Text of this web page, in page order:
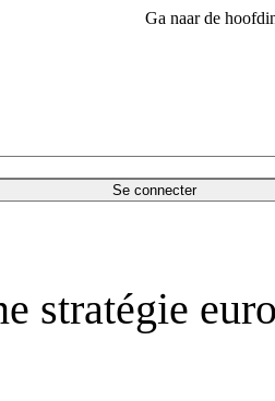
Ga naar de
Se connecter
stratégie